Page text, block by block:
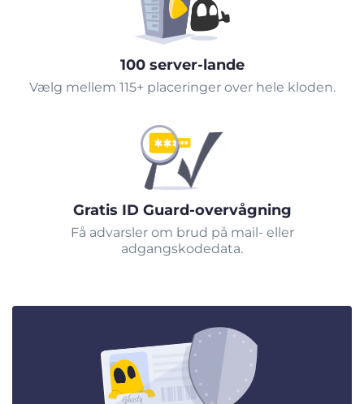
100 server-lande
Vælg mellem 115+ placeringer over hele kloden.
Gratis ID Guard-overvågning
Få advarsler om brud på mail- eller
adgangskodedata.